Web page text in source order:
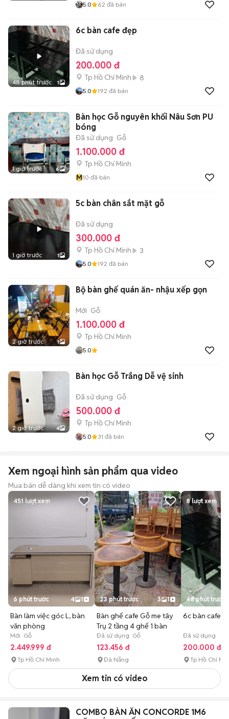
5.0 62 đã bán
48 phút trước 1
6c bàn cafe đẹp
Đã sử dụng
200.000 đ
Tp Hồ Chí Minh 8
5.0 192 đã bán
1 giờ trước 6
Bàn học Gỗ nguyên khối Nâu Sơn PU
bóng
Đã sử dụng Gỗ
1.100.000 đ
Tp Hồ Chí Minh
M10 đã bán
1 giờ trước 1
5c bàn chân sắt mặt gỗ
Đã sử dụng
300.000 đ
Tp Hồ Chí Minh 3
5.0 192 đã bán
2 giờ trước 1
Bộ bàn ghế quán ăn- nhậu xếp gọn
Mới Gỗ
1.100.000 đ
Tp Hồ Chí Minh
5.0
2 giờ trước 4
Bàn học Gỗ Trắng Dễ vệ sinh
Đã sử dụng Gỗ
500.000 đ
Tp Hồ Chí Minh
5.0 31 đã bán
Xem ngoại hình sản phẩm qua video
Mua bán dễ dàng khi xem tin có video
451lượt xem
6 phút trước 4 1
Bàn làm việc góc L, bàn
văn phòng
Mới Gỗ
2.449.999 đ
Tp Hồ Chí Minh
23 phút trước 3 1
Bàn ghế cafe Gỗ me tây
Trụ 2 tầng 4 ghế 1 bàn
Đã sử dụng Gỗ
123.456 đ
Đà Nẵng
8lượt xem
48 phút trước
6c bàn cafe
Đã sử dụng
200.000 đ
Tp Hồ Chí
Xem tin có video
COMBO BÀN ĂN CONCORDE 1M6